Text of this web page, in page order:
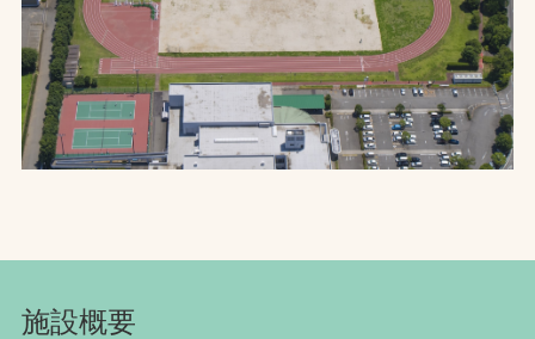
Instagram
FacebookYouTube
文字の見えづらさや操作にお困りの方へ
施設概要